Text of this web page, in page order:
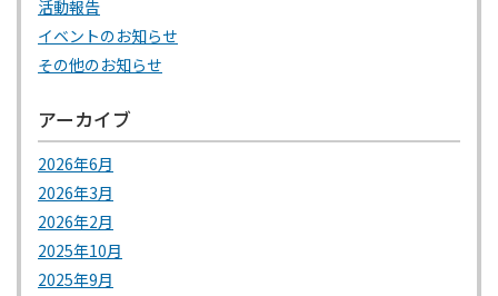
活動報告
イベントのお知らせ
その他のお知らせ
アーカイブ
2026年6月
2026年3月
2026年2月
2025年10月
2025年9月